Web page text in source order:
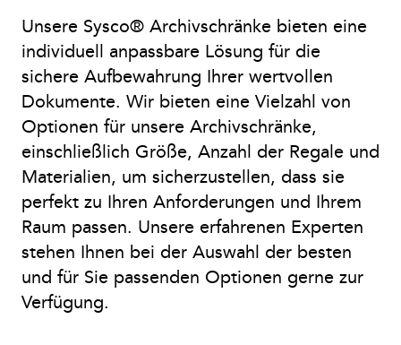
Unsere Sysco® Archivschränke bieten eine
individuell anpassbare Lösung für die
sichere Aufbewahrung Ihrer wertvollen
Dokumente. Wir bieten eine Vielzahl von
Optionen für unsere Archivschränke,
einschließlich Größe, Anzahl der Regale und
Materialien, um sicherzustellen, dass sie
perfekt zu Ihren Anforderungen und Ihrem
Raum passen. Unsere erfahrenen Experten
stehen Ihnen bei der Auswahl der besten
und für Sie passenden Optionen gerne zur
Verfügung.